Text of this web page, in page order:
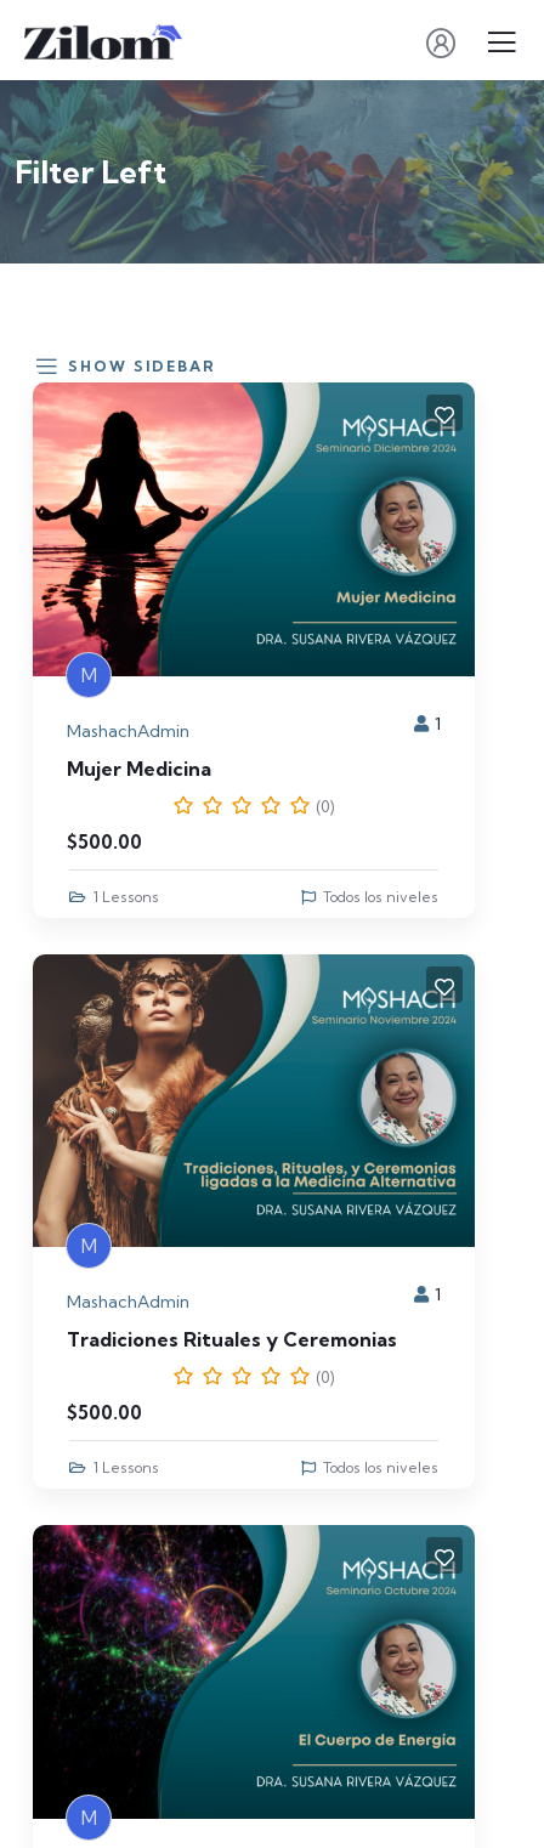
Filter Left
SHOW SIDEBAR
M
MashachAdmin 1
Mujer Medicina
(0)
$500.00
1 Lessons Todos los niveles
M
MashachAdmin 1
Tradiciones Rituales y Ceremonias
(0)
$500.00
1 Lessons Todos los niveles
M